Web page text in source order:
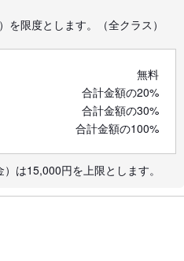
限度とします。（全クラス）
無料
合計金額の20%
合計金額の30%
合計金額の100%
は15,000円を上限とします。